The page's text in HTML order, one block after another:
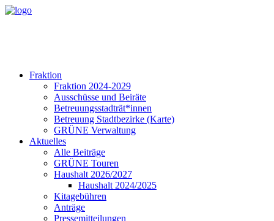
Fraktion
Fraktion 2024-2029
Ausschüsse und Beiräte
Betreuungsstadträt*innen
Betreuung Stadtbezirke (Karte)
GRÜNE Verwaltung
Aktuelles
Alle Beiträge
GRÜNE Touren
Haushalt 2026/2027
Haushalt 2024/2025
Kitagebühren
Anträge
Pressemitteilungen